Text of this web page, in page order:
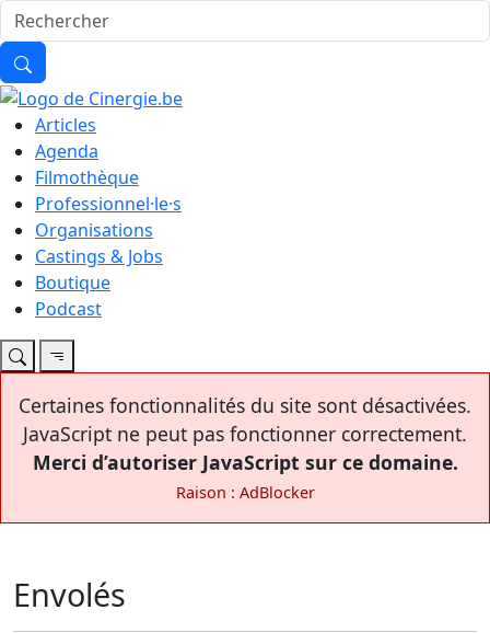
Articles
Agenda
Filmothèque
Professionnel·le·s
Organisations
Castings & Jobs
Boutique
Podcast
Certaines fonctionnalités du site sont désactivées.
JavaScript ne peut pas fonctionner correctement.
Merci d’autoriser JavaScript sur ce domaine.
Raison : AdBlocker
Envolés